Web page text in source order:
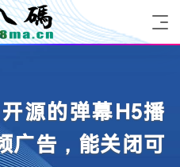
源的弹幕H5播
广告，能关闭可